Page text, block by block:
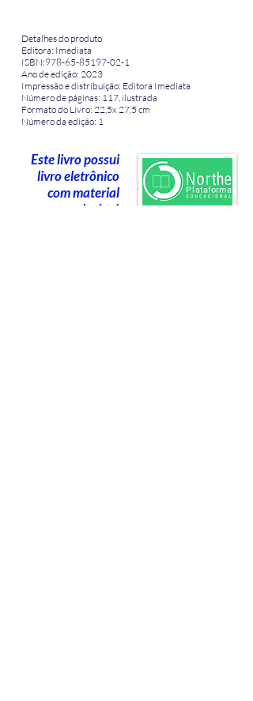
Detalhes do produto
Editora: Imediata
ISBN:978-65-85197-02-1
Ano de edição: 2023
Impressão e distribuição: Editora Imediata
Número de páginas: 117, ilustrada
Formato do Livro: 22,5x 27,5 cm
Número da edição: 1
Este livro possui
livro eletrônico
com material
exclusivo!